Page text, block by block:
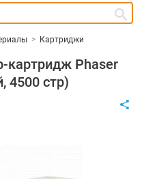
> Картриджи
картридж Phaser
4500 стр)